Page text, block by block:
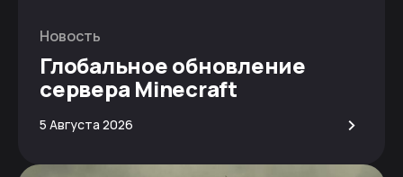
Новость
Глобальное обновление
сервера Minecraft
5 Августа 2026 >